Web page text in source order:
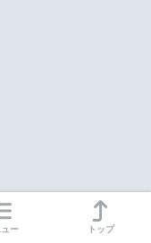
ュー トップ